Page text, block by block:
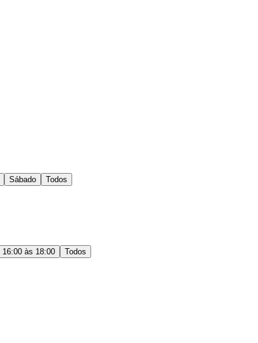
Sábado Todos
16:00 às 18:00
Todos